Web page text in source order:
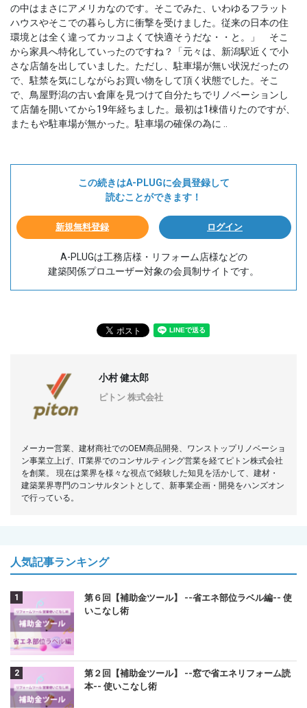
の中はまさにアメリカなのです。そこでみた、いわゆるフラット
ハウスやそこでの暮らし方に衝撃を受けました。従来の日本の住
環境とは全く違ってカッコよくて快適そうだな・・と。」 そこ
から家具へ特化していったのですね？「元々は、新潟駅近くで小
さな店舗を出していました。ただし、駐車場が無い状況だったの
で、駐禁を気にしながらお買い物をして頂く状態でした。そこ
で、鳥屋野潟の古い倉庫を見つけて自分たちでリノベーションし
て店舗を開いてから19年経ちました。最初は1棟借りたのですが、
またもや駐車場が無かった。駐車場の確保の為に ..
この続きはA-PLUGに会員登録して
読むことができます！
新規無料登録 ログイン
A-PLUGは工務店様・リフォーム店様などの
建築関係プロユーザー対象の会員制サイトです。
小村 健太郎
ピトン 株式会社
メーカー営業、建材商社でのOEM商品開発、ワンストップリノベーショ
ン事業立上げ、IT業界でのコンサルティング営業を経てピトン株式会社
を創業。 現在は業界を様々な視点で経験した知見を活かして、建材・
建築業界専門のコンサルタントとして、新事業企画・開発をハンズオン
で行っている。
人気記事ランキング
第６回【補助金ツール】 --省エネ部位ラベル編-- 使
いこなし術
第２回【補助金ツール】 --窓で省エネリフォーム読
本-- 使いこなし術